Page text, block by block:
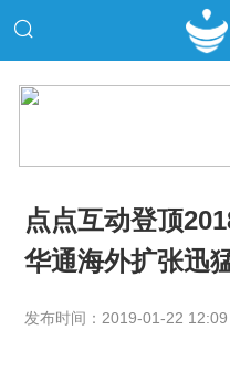
点点互动登顶
华通海外扩张迅
发布时间：2019-01-22